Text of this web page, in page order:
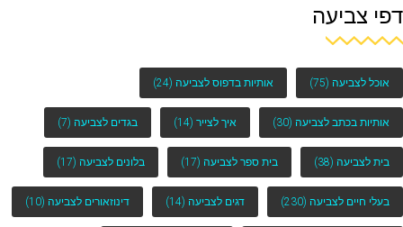
דפי צביעה
אוכל לצביעה (75) אותיות בדפוס לצביעה (24)
אותיות בכתב לצביעה (30) איך לצייר (14) בגדים לצביעה (7)
בית לצביעה (38) בית ספר לצביעה (17) בלונים לצביעה (17)
בעלי חיים לצביעה (230) דגים לצביעה (14) דינוזאורים לצביעה (10)